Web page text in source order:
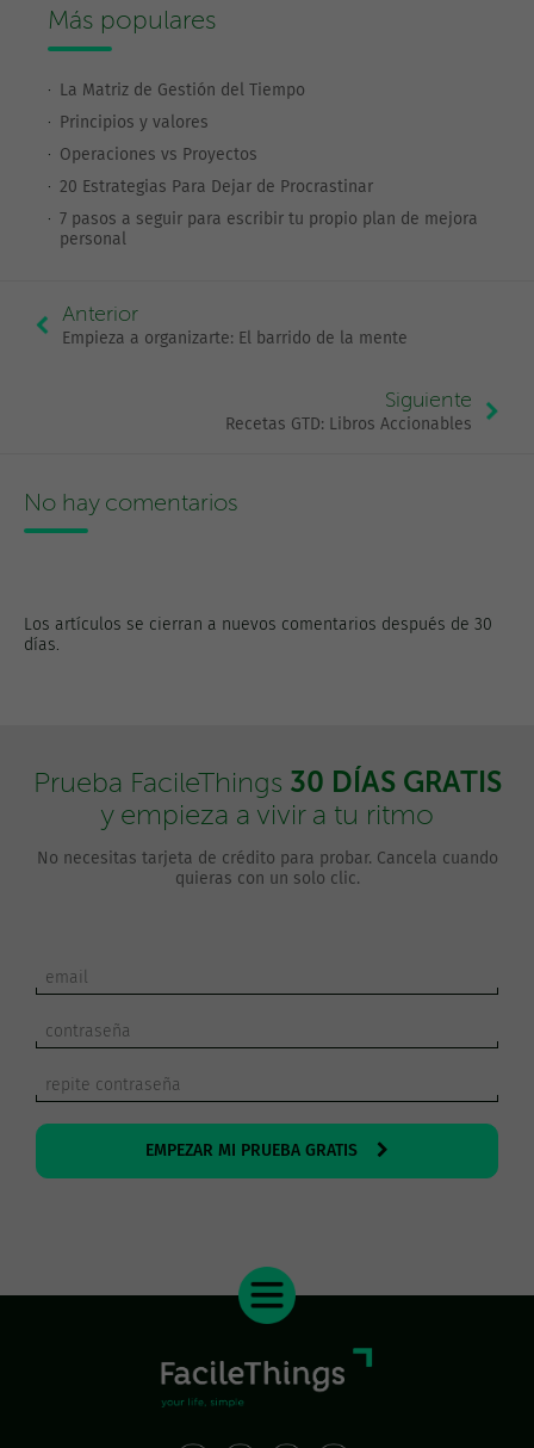
Más populares
La Matriz de Gestión del Tiempo
Principios y valores
Operaciones vs Proyectos
20 Estrategias Para Dejar de Procrastinar
7 pasos a seguir para escribir tu propio plan de mejora
personal
Anterior
Empieza a organizarte: El barrido de la mente
Siguiente
Recetas GTD: Libros Accionables
No hay comentarios
Los artículos se cierran a nuevos comentarios después de 30
días.
Prueba FacileThings 30 DÍAS GRATIS
y empieza a vivir a tu ritmo
No necesitas tarjeta de crédito para probar. Cancela cuando
quieras con un solo clic.